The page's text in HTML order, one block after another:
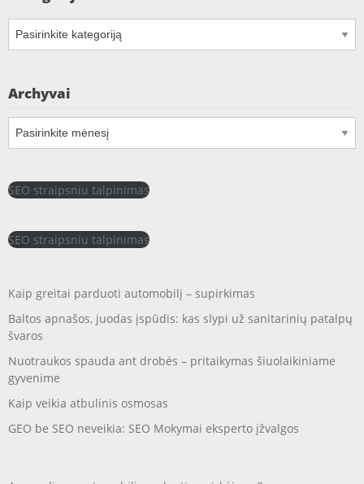
Kategorijos
Archyvai
Archyvai
SEO straipsniu talpinimas
SEO straipsniu talpinimas
Kaip greitai parduoti automobilį – supirkimas
Baltos apnašos, juodas įspūdis: kas slypi už sanitarinių patalpų
švaros
Nuotraukos spauda ant drobės – pritaikymas šiuolaikiniame
gyvenime
Kaip veikia atbulinis osmosas
GEO be SEO neveikia: SEO Mokymai eksperto įžvalgos